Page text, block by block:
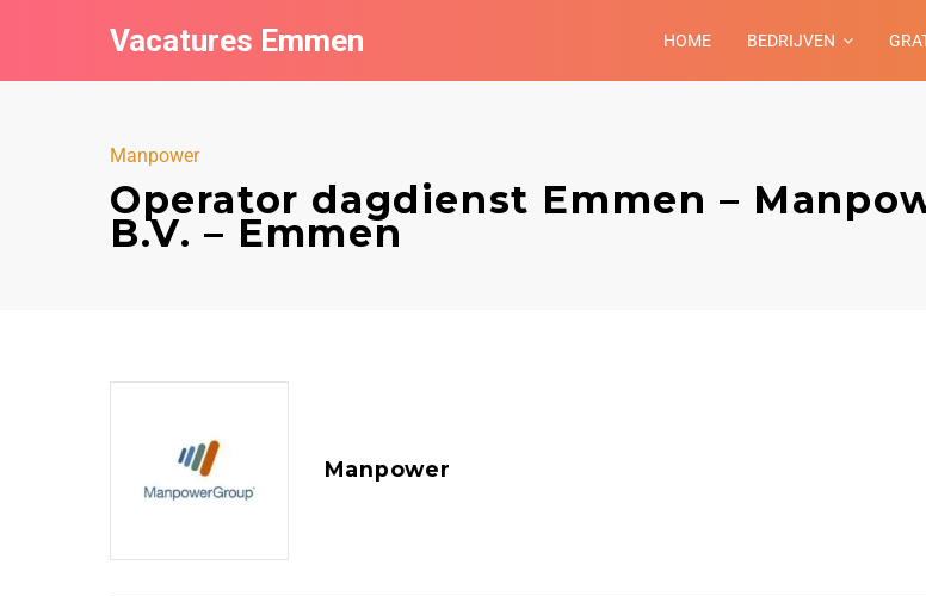
Vacatures Emmen HOME BEDRIJVEN
Manpower
Operator dagdienst Emmen –
B.V. – Emmen
Manpower